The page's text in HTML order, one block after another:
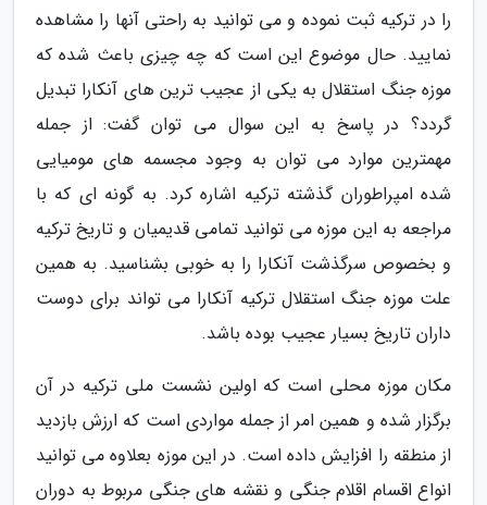
را در ترکیه ثبت نموده و می توانید به راحتی آنها را مشاهده
نمایید. حال موضوع این است که چه چیزی باعث شده که
موزه جنگ استقلال به یکی از عجیب ترین های آنکارا تبدیل
گردد؟ در پاسخ به این سوال می توان گفت: از جمله
مهمترین موارد می توان به وجود مجسمه های مومیایی
شده امپراطوران گذشته ترکیه اشاره کرد. به گونه ای که با
مراجعه به این موزه می توانید تمامی قدیمیان و تاریخ ترکیه
و بخصوص سرگذشت آنکارا را به خوبی بشناسید. به همین
علت موزه جنگ استقلال ترکیه آنکارا می تواند برای دوست
داران تاریخ بسیار عجیب بوده باشد.
مکان موزه محلی است که اولین نشست ملی ترکیه در آن
برگزار شده و همین امر از جمله مواردی است که ارزش بازدید
از منطقه را افزایش داده است. در این موزه بعلاوه می توانید
انواع اقسام اقلام جنگی و نقشه های جنگی مربوط به دوران